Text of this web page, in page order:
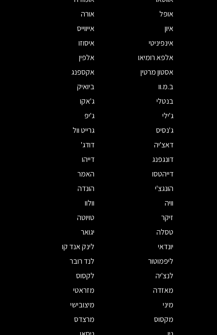
אופל
אורה
איון
אייווייס
אינפיניטי
איסוזו
אלפא רומיאו
אלפין
אסטון מרטין
אקספנג
ב.מ.וו
ביואיק
בנטלי
ג'אקו
ג'ילי
ג'יפ
ג'נסיס
גרייט וול
דאצ'יה
דודג'
דונגפנג
דייהו
דייהטסו
האמר
הונגצ'י
הונדה
וויה
וולוו
זיקר
טויוטה
טסלה
יגואר
יונדאי
לינק אנד קו
ליפמוטור
לנד רובר
לנצ'יה
לקסוס
מאזדה
מזראטי
מיני
מיצובישי
מקסוס
מרצדס